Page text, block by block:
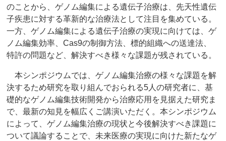
のことから、ゲノム編集による遺伝子治療は、先天性遺伝
子疾患に対する革新的な治療法として注目を集めている。
一方、ゲノム編集による遺伝子治療の実現に向けては、ゲ
ノム編集効率、Cas9の制御方法、標的組織への送達法、
特許の問題など、解決すべき様々な課題が残されている。
本シンポジウムでは、ゲノム編集治療の様々な課題を解
決するため研究を取り組んでおられる5人の研究者に、基
礎的なゲノム編集技術開発から治療応用を見据えた研究ま
で、最新の知見を幅広くご講演いただく。本シンポジウム
によって、ゲノム編集治療の現状と今後解決すべき課題に
ついて議論することで、未来医療の実現に向けた新たなゲ